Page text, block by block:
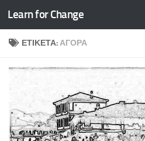
Skip to content
Learn for Change
ΕΤΙΚΈΤΑ:ΑΓΟΡΆ